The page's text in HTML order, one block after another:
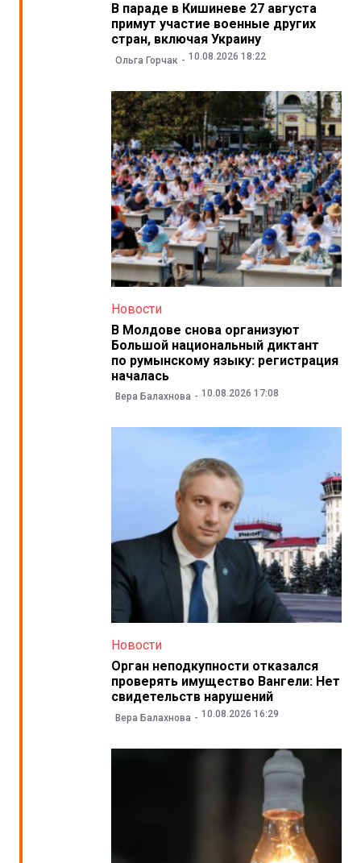
В параде в Кишиневе 27 августа
примут участие военные других
стран, включая Украину
Ольга Горчак 10.08.2026 18:22
Новости
В Молдове снова организуют
Большой национальный диктант
по румынскому языку: регистрация
началась
Вера Балахнова 10.08.2026 17:08
Новости
Орган неподкупности отказался
проверять имущество Вангели: Нет
свидетельств нарушений
Вера Балахнова 10.08.2026 16:29